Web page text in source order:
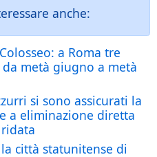
anche:
a Roma tre
metà giugno a metà
si sono assicurati la
a eliminazione diretta
città statunitense di